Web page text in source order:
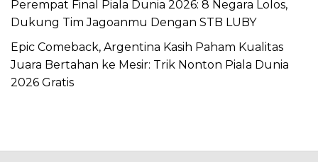
Perempat Final Piala Dunia 2026: 8 Negara Lolos,
Dukung Tim Jagoanmu Dengan STB LUBY
Epic Comeback, Argentina Kasih Paham Kualitas
Juara Bertahan ke Mesir: Trik Nonton Piala Dunia
2026 Gratis